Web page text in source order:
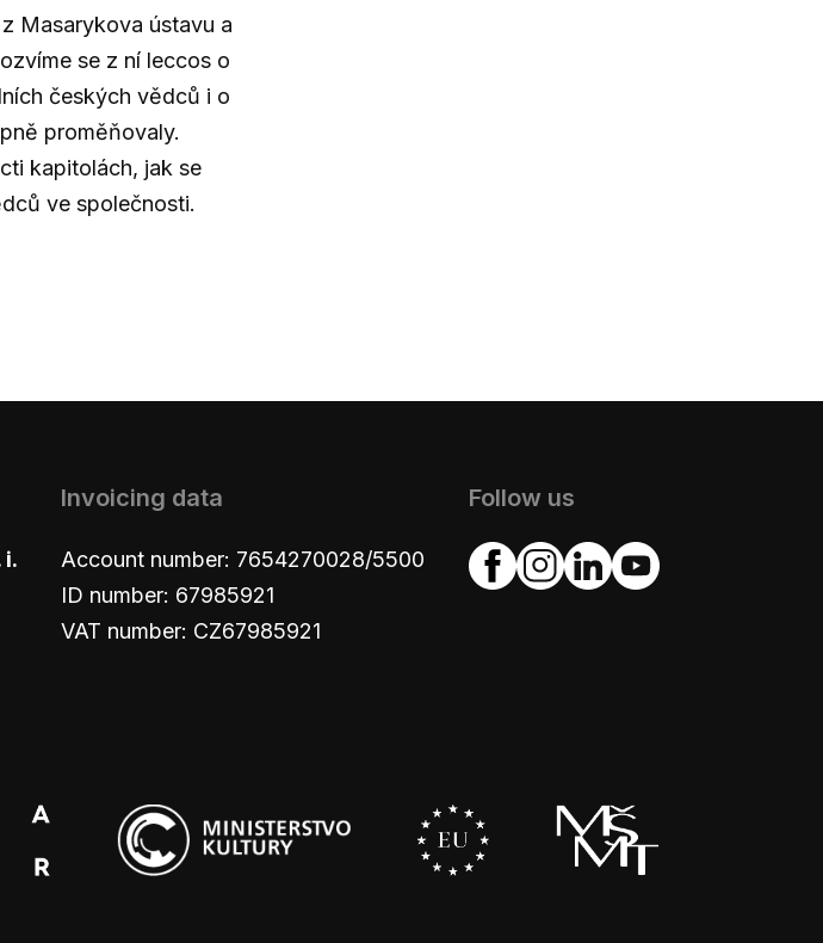
Masarykova ústavu a
se z ní leccos o
českých vědců i o
proměňovaly.
kapitolách, jak se
ve společnosti.
i.
Invoicing data
Account number: 7654270028/5500
ID number: 67985921
VAT number: CZ67985921
Follow us